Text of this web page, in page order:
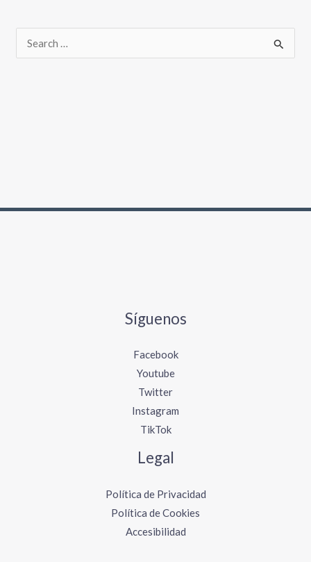
Síguenos
Facebook
Youtube
Twitter
Instagram
TikTok
Legal
Política de Privacidad
Política de Cookies
Accesibilidad